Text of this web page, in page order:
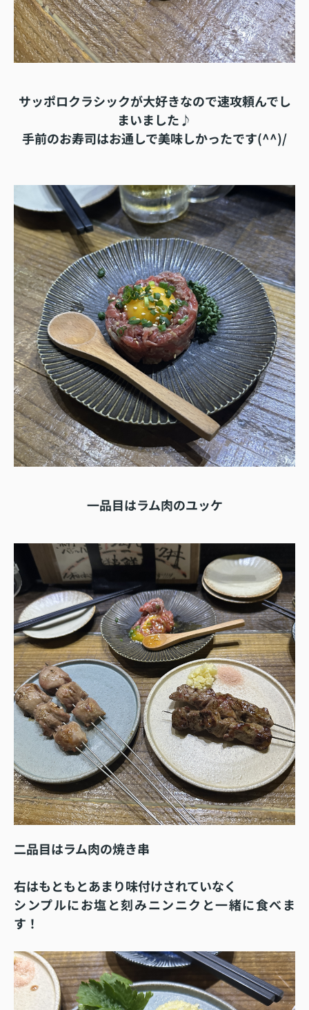
サッポロクラシックが大好きなので速攻頼んでし
まいました♪
手前のお寿司はお通しで美味しかったです(^^)/
一品目はラム肉のユッケ
二品目はラム肉の焼き串
右はもともとあまり味付けされていなく
シンプルにお塩と刻みニンニクと一緒に食べま
す！